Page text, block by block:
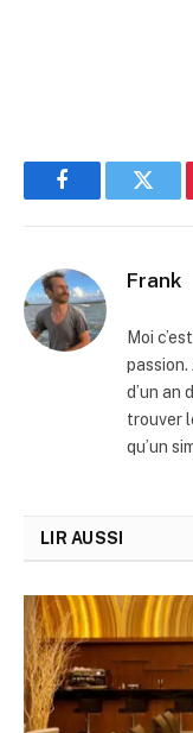
Facebook
Frank
Moi
passion.
d’un an
trouver
qu’un
LIR AUSSI